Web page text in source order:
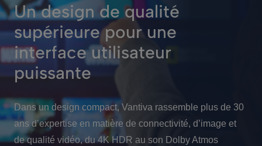
Un design de qualité
supérieure pour une
interface utilisateur
puissante
Dans un design compact, Vantiva rassemble plus de 30
ans d’expertise en matière de connectivité, d’image et
de qualité vidéo, du 4K HDR au son Dolby Atmos